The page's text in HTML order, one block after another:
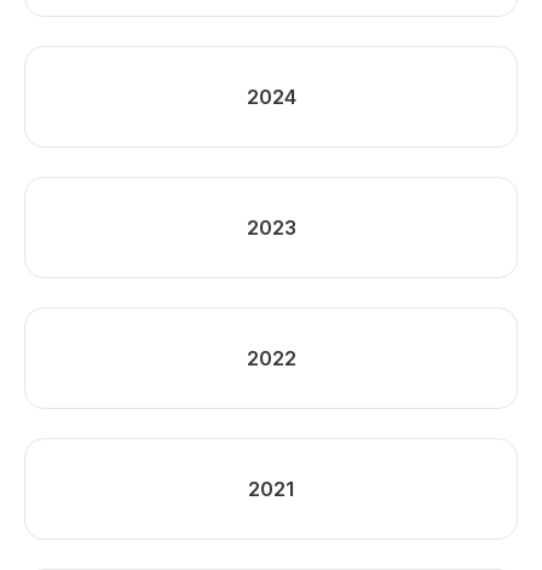
2024
2023
2022
2021